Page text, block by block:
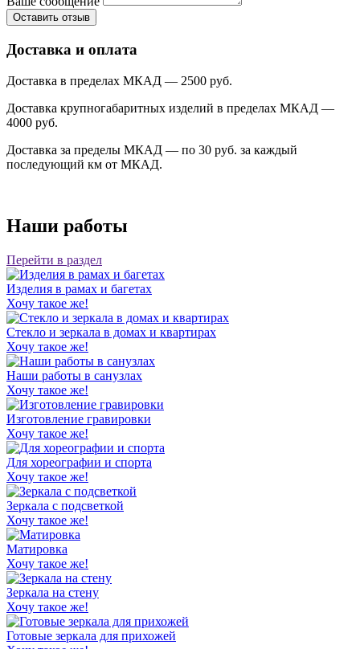
Доставка и оплата
Доставка в пределах МКАД — 2500 руб.
Доставка крупногабаритных изделий в пределах МКАД —
4000 руб.
Доставка за пределы МКАД — по 30 руб. за каждый
последующий км от МКАД.
Наши работы
Перейти в раздел
Изделия в рамах и багетах
Хочу такое же!
Стекло и зеркала в домах и квартирах
Хочу такое же!
Наши работы в санузлах
Хочу такое же!
Изготовление гравировки
Хочу такое же!
Для хореографии и спорта
Хочу такое же!
Зеркала с подсветкой
Хочу такое же!
Матировка
Хочу такое же!
Зеркала на стену
Хочу такое же!
Готовые зеркала для прихожей